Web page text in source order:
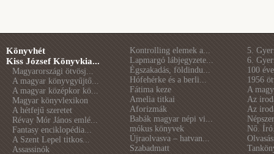
Könyvhét
Kiss József Könyvkia...
Magyarországi ötvösj...
A magyar könyvgyűjtő...
A magyar középkor kö...
Magyar könyvlexikon
A hétfejű szeretet
Révay Mór János emlé...
Fantasy enciklopédia...
A Szent Lepel titkos...
Assassinók
Kontrolling elemek a...
Lapmargó lábjegyzete...
Égszakadás, földindu...
Hófehérke és a berli...
Fátima keze
Amelia titkai
Aforizmák
Babák magyar népi vi...
mókus könyvek
Újraolvasva – hatvan...
Szabadmatt
5.
6.
100
1956
A
Az
Az
Nő.